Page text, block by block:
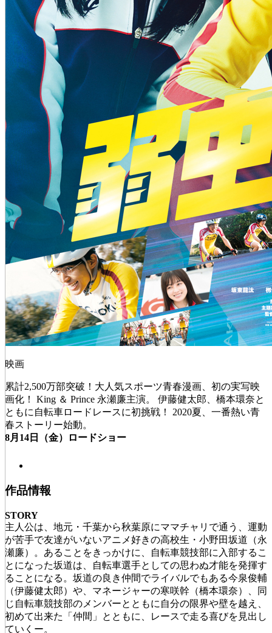
映画
累計2,500万部突破！大人気スポーツ青春漫画、初の実写映
画化！ King ＆ Prince 永瀬廉主演。 伊藤健太郎、橋本環奈と
ともに自転車ロードレースに初挑戦！ 2020夏、一番熱い青
春ストーリー始動。
8月14日（金）ロードショー
作品情報
STORY
主人公は、地元・千葉から秋葉原にママチャリで通う、運動
が苦手で友達がいないアニメ好きの高校生・小野田坂道（永
瀬廉）。あることをきっかけに、自転車競技部に入部するこ
とになった坂道は、自転車選手としての思わぬ才能を発揮す
ることになる。坂道の良き仲間でライバルでもある今泉俊輔
（伊藤健太郎）や、マネージャーの寒咲幹（橋本環奈）、同
じ自転車競技部のメンバーとともに自分の限界や壁を越え、
初めて出来た「仲間」とともに、レースで走る喜びを見出し
ていくー。